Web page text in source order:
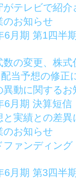
がテレビで紹介
のお知らせ
6月期 第1四半
数の変更、株
当予想の修正
異動に関するお
6月期 決算短
と実績との差
のお知らせ
ファンディン
6月期 第3四半